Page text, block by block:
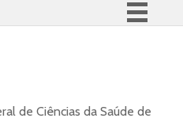
Acesso à informação
de Ciências da Saúde de